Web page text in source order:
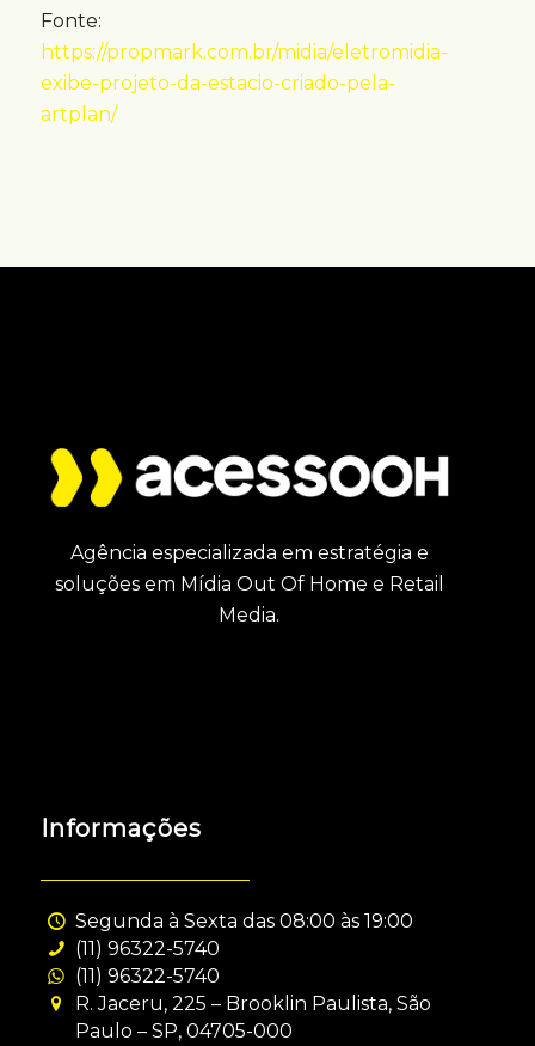
Fonte:
https://propmark.com.br/midia/eletromidia-
exibe-projeto-da-estacio-criado-pela-
artplan/
Agência especializada em estratégia e
soluções em Mídia Out Of Home e Retail
Media.
Informações
Segunda à Sexta das 08:00 às 19:00
(11) 96322-5740
(11) 96322-5740
R. Jaceru, 225 – Brooklin Paulista, São
Paulo – SP, 04705-000